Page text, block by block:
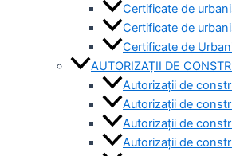
Certificate de
Certificate de
Certificate de
AUTORIZAȚII DE
Autorizații de
Autorizații de
Autorizații de
Autorizații de